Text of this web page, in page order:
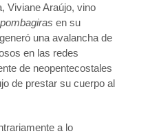
Viviane Araújo, vino
pombagiras en su
una avalancha de
en las redes
de neopentecostales
de prestar su cuerpo al
a lo